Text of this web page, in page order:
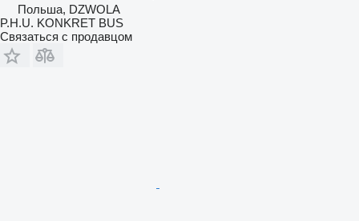
Польша, DZWOLA
P.H.U. KONKRET BUS
Связаться с продавцом